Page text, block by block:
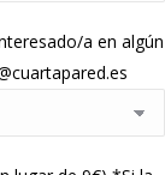
a en algún